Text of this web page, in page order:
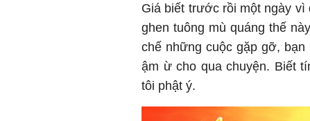
Giá biết trước rồi một ngày
ghen tuông mù quáng thế
chế những cuộc gặp gỡ,
ậm ừ cho qua chuyện. Biết
tôi phật ý.